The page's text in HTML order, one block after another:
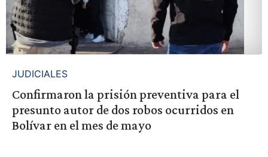
JUDICIALES
Confirmaron la prisión preventiva para el
presunto autor de dos robos ocurridos en
Bolívar en el mes de mayo